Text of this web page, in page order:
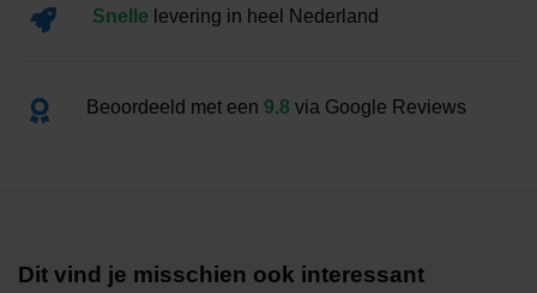
Snelle levering in heel Nederland
Beoordeeld met een 9.8 via Google Reviews
Dit vind je misschien ook interessant